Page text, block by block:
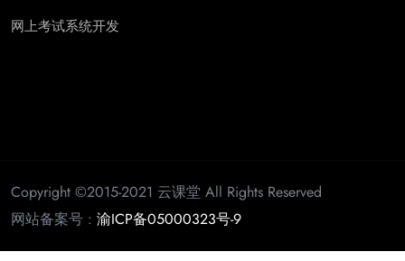
网上考试系统开发
Copyright ©2015-2021 云课堂 All Rights Reserved
网站备案号 : 渝ICP备05000323号-9